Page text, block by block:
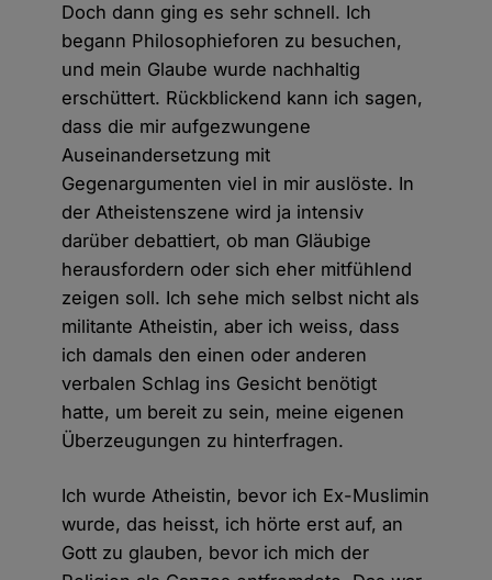
Doch dann ging es sehr schnell. Ich
begann Philosophieforen zu besuchen,
und mein Glaube wurde nachhaltig
erschüttert. Rückblickend kann ich sagen,
dass die mir aufgezwungene
Auseinandersetzung mit
Gegenargumenten viel in mir auslöste. In
der Atheistenszene wird ja intensiv
darüber debattiert, ob man Gläubige
herausfordern oder sich eher mitfühlend
zeigen soll. Ich sehe mich selbst nicht als
militante Atheistin, aber ich weiss, dass
ich damals den einen oder anderen
verbalen Schlag ins Gesicht benötigt
hatte, um bereit zu sein, meine eigenen
Überzeugungen zu hinterfragen.
Ich wurde Atheistin, bevor ich Ex-Muslimin
wurde, das heisst, ich hörte erst auf, an
Gott zu glauben, bevor ich mich der